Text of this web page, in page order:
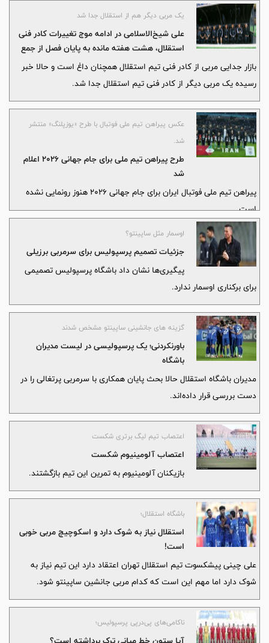
حاضر شد او را به نامادری بدهد. شکل فلسفی و امروزی این قانون بشری
این است که می‌گویند گاهی با ماندن می‌توان کمک کرد و گاهی با رفتن.
یک مربی دیگر هم از استقلال جدا شد
علی شیخ‌الاسلامی در ادامه موج تغییرات کادر فنی
استقلال، هشت هفته مانده به پایان فصل از جمع
آبی‌ها جدا شد.
بازار جدایی مربی از کادر فنی تیم استقلال همچنان داغ است و حالا خبر
رسیده یک مربی دیگر از کادر فنی تیم استقلال جدا شد.
عکس پیراهن تیم ملی فوتبال با طرح «یوزپلنگ» منتشر
شد.
طرح پیراهن تیم ملی برای جام جهانی ۲۰۲۶ اعلام
شد
پیراهن تیم ملی فوتبال ایران برای جام جهانی 2026 هنوز رونمایی نشده
است.
اوسمار مثل ساپینتو؟
جزئیات تصمیم پرسپولیس برای سرمربی برزیلی
پیگیری‌ها نشان داد باشگاه پرسپولیس تصمیمی
برای برکناری اوسمار ندارد.
گزینه های جانشینی ساپینتو مشخص شدند
باورنکردنی؛ یک پرسپولیسی در لیست مدیران
باشگاه
مدیران باشگاه استقلال حالا بحث پایان همکاری با سرمربی پرتغالی را در
دست بررسی قرار داده‌اند.
اعتصاب تیم لیگ برتری شکست
اعتصاب آلومینیوم شکست
بازیکنان آلومینیوم به تمرین این تیم بازگشتند.
باشگاه استقلال؛
استقلال نیاز به شوک دارد و اسکوچیچ مربی خوبی
است!
علی چینی پیشکسوت تیم استقلال تهران اعتقاد دارد این تیم نیاز به
شوک دارد اما مهم این است که کدام مربی جانشین ساپینتو شود.
ناکامی‌های پی‌درپی پرسپولیس؛